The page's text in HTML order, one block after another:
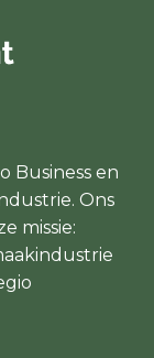
Business en
Ons
missie: